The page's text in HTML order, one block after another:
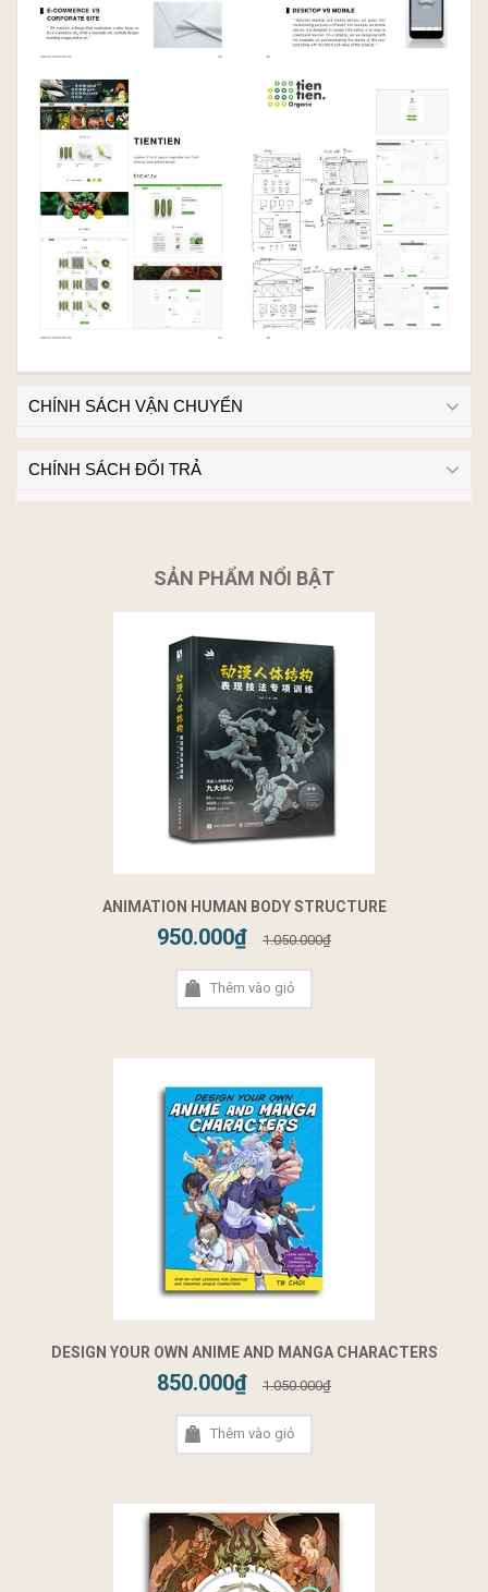
CHÍNH SÁCH VẬN CHUYỂN
CHÍNH SÁCH ĐỔI TRẢ
SẢN PHẨM NỔI BẬT
ANIMATION HUMAN BODY STRUCTURE
950.000₫ 1.050.000₫
Thêm vào giỏ
DESIGN YOUR OWN ANIME AND MANGA CHARACTERS
850.000₫ 1.050.000₫
Thêm vào giỏ